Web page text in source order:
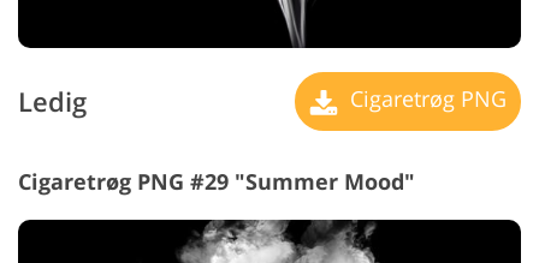
Ledig Cigaretrøg PNG
Cigaretrøg PNG #29 "Summer Mood"